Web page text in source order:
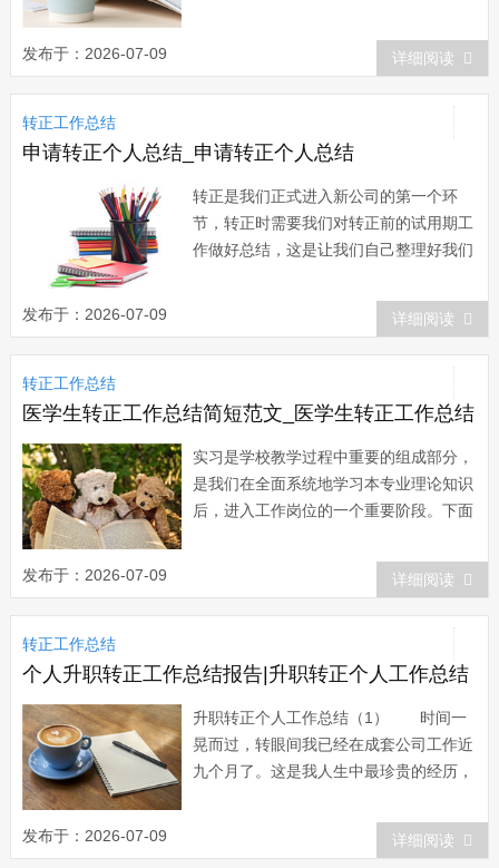
监理转正工作总结【1】 尊敬的各位
领导： 我叫xx，于XX年3月1日加入
公司，根据公司领导的安排，现在xx市xx
新区sgmw乘用车一期搬迁技术改造项...
发布于：2026-07-09 详细阅读
转正工作总结
申请转正个人总结_申请转正个人总结
转正是我们正式进入新公司的第一个环
节，转正时需要我们对转正前的试用期工
作做好总结，这是让我们自己整理好我们
是向公司展示我们的学习能力。下面是小
编大家带来的申请转正个人总结，欢迎阅
读。 篇一：申请转正个人总结 时
光荏苒，转眼间我来xx已经8个多月了。
在这段时...
发布于：2026-07-09 详细阅读
转正工作总结
医学生转正工作总结简短范文_医学生转正工作总结
实习是学校教学过程中重要的组成部分，
是我们在全面系统地学习本专业理论知识
后，进入工作岗位的一个重要阶段。下面
阅读。医学生转正工作总结1 本人自
xx年7月从xx医科大学毕业后即到单位参
加工作，经各位上级医师指导及自己的努
力，于xx年顺利的通过了执业医师资格考
试...
发布于：2026-07-09 详细阅读
转正工作总结
个人升职转正工作总结报告|升职转正个人工作总结
升职转正个人工作总结（1） 时间一
晃而过，转眼间我已经在成套公司工作近
九个月了。这是我人生中最珍贵的经历，
一个初出茅庐的青年，非常感谢公司提供
我工作的机会，同时我也非常珍惜这个工
发布于：2026-07-09 详细阅读